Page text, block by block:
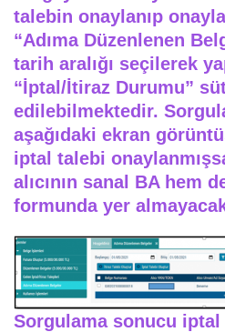
talebin onaylanıp
“Adıma Düzenlenen
tarih aralığı seçilerek
“İptal/İtiraz Durumu”
edilebilmektedir.
aşağıdaki ekran
iptal talebi
alıcının sanal BA hem
formunda yer
Sorgulama sonucu iptal